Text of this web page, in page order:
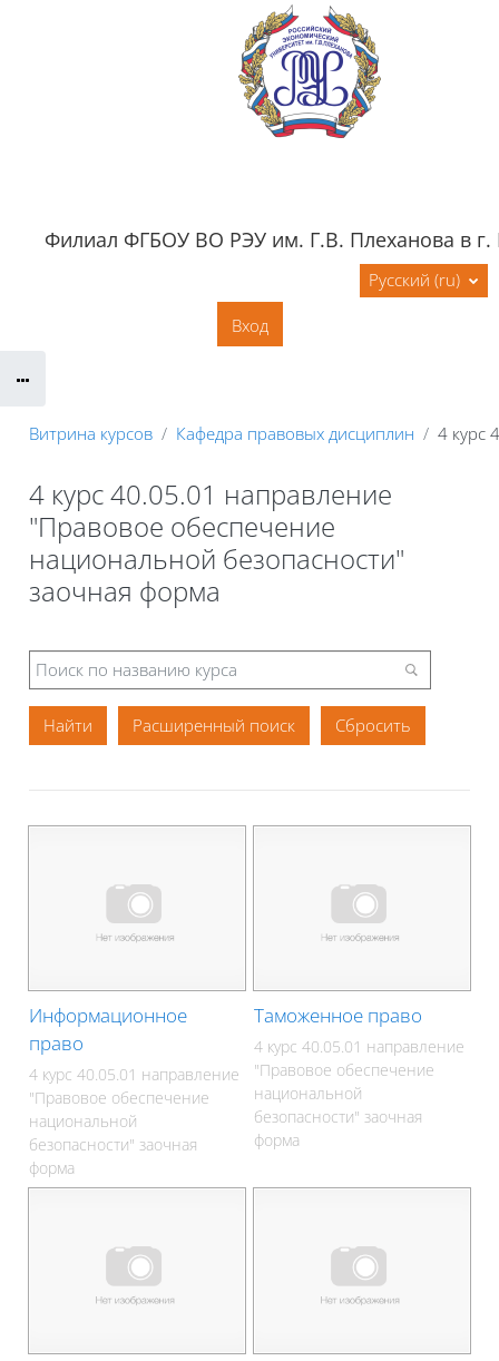
Перейти к основному содержанию
Филиал ФГБОУ ВО РЭУ им. Г.В. Плеханова в г.
Русский ‎(ru)‎
Вход
Витрина курсов Кафедра правовых дисциплин 4 курс
4 курс 40.05.01 направление
"Правовое обеспечение
национальной безопасности"
заочная форма
Расширенный поиск
Информационное
право
4 курс 40.05.01 направление
"Правовое обеспечение
национальной
безопасности" заочная
форма
Таможенное право
4 курс 40.05.01 направление
"Правовое обеспечение
национальной
безопасности" заочная
форма